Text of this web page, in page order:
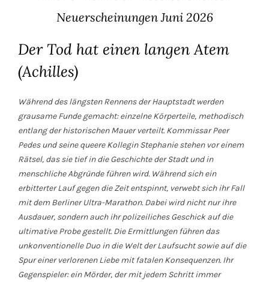
Neuerscheinungen Juni 2026
Der Tod hat einen langen Atem
(Achilles)
Während des längsten Rennens der Hauptstadt werden
grausame Funde gemacht: einzelne Körperteile, methodisch
entlang der historischen Mauer verteilt. Kommissar Peer
Pedes und seine queere Kollegin Stephanie stehen vor einem
Rätsel, das sie tief in die Geschichte der Stadt und in
menschliche Abgründe führen wird. Während sich ein
erbitterter Lauf gegen die Zeit entspinnt, verwebt sich ihr Fall
mit dem Berliner Ultra-Marathon. Dabei wird nicht nur ihre
Ausdauer, sondern auch ihr polizeiliches Geschick auf die
ultimative Probe gestellt. Die Ermittlungen führen das
unkonventionelle Duo in die Welt der Laufsucht sowie auf die
Spur einer verlorenen Liebe mit fatalen Konsequenzen. Ihr
Gegenspieler: ein Mörder, der mit jedem Schritt immer